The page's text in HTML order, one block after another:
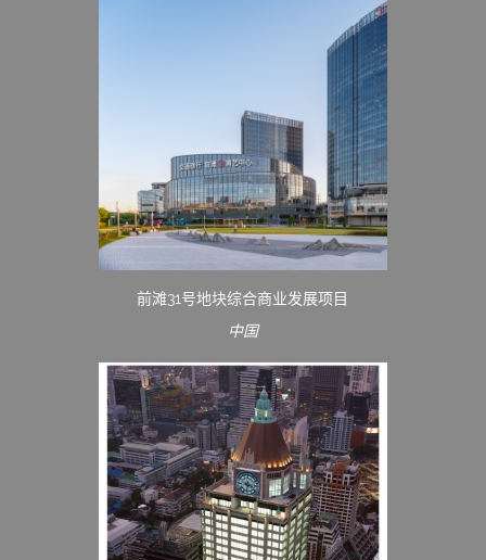
前滩31号地块综合商业发展项目
中国